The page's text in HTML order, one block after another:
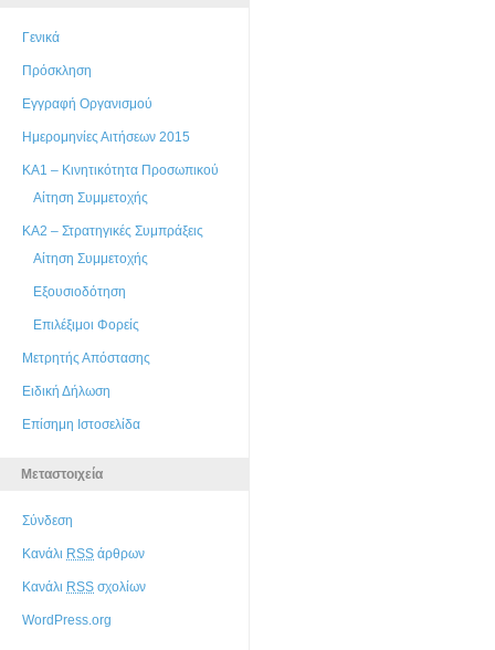
Γενικά
Πρόσκληση
Εγγραφή Οργανισμού
Ημερομηνίες Αιτήσεων 2015
ΚΑ1 – Κινητικότητα Προσωπικού
Αίτηση Συμμετοχής
ΚΑ2 – Στρατηγικές Συμπράξεις
Αίτηση Συμμετοχής
Εξουσιοδότηση
Επιλέξιμοι Φορείς
Μετρητής Απόστασης
Ειδική Δήλωση
Επίσημη Ιστοσελίδα
Μεταστοιχεία
Σύνδεση
Κανάλι RSS άρθρων
Κανάλι RSS σχολίων
WordPress.org